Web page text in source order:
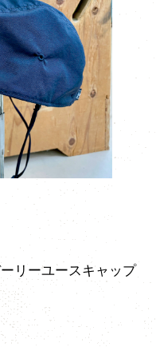
リーユースキャップ